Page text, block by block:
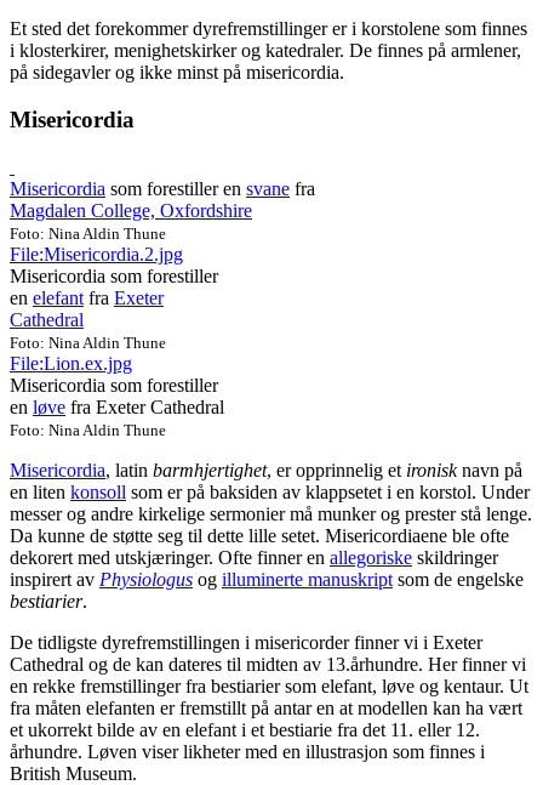
Et sted det forekommer dyrefremstillinger er i korstolene som finnes
i klosterkirer, menighetskirker og katedraler. De finnes på armlener,
på sidegavler og ikke minst på misericordia.
Misericordia
Misericordia som forestiller en svane fra
Magdalen College, Oxfordshire
Foto: Nina Aldin Thune
File:Misericordia.2.jpg
Misericordia som forestiller
en elefant fra Exeter
Cathedral
Foto: Nina Aldin Thune
File:Lion.ex.jpg
Misericordia som forestiller
en løve fra Exeter Cathedral
Foto: Nina Aldin Thune
Misericordia, latin barmhjertighet, er opprinnelig et ironisknavn på
en liten konsoll som er på baksiden av klappsetet i en korstol. Under
messer og andre kirkelige sermonier må munker og prester stå lenge.
Da kunne de støtte seg til dette lille setet. Misericordiaene ble ofte
dekorert med utskjæringer. Ofte finner en allegoriske skildringer
inspirert av Physiologus og illuminerte manuskript som de engelske
bestiarier.
De tidligste dyrefremstillingen i misericorder finner vi i Exeter
Cathedral og de kan dateres til midten av 13.århundre. Her finner vi
en rekke fremstillinger fra bestiarier som elefant, løve og kentaur. Ut
fra måten elefanten er fremstillt på antar en at modellen kan ha vært
et ukorrekt bilde av en elefant i et bestiarie fra det 11. eller 12.
århundre. Løven viser likheter med en illustrasjon som finnes i
British Museum.